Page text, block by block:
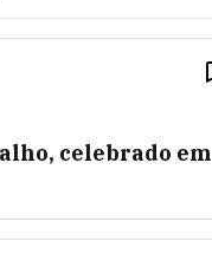
celebrado em